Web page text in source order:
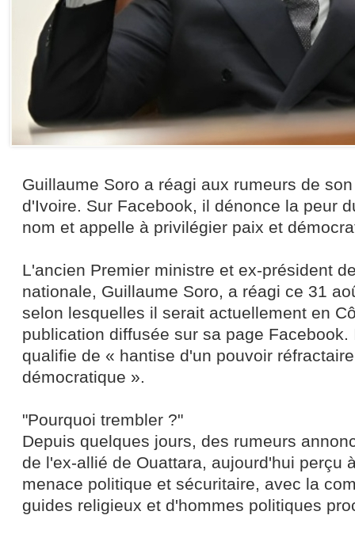
Guillaume Soro a réagi aux rumeurs de
d'Ivoire. Sur Facebook, il dénonce la peur
nom et appelle à privilégier paix et
L'ancien Premier ministre et ex-président
nationale, Guillaume Soro, a réagi ce 31
selon lesquelles il serait actuellement en
publication diffusée sur sa page
qualifie de « hantise d'un pouvoir
démocratique ».
"Pourquoi trembler ?"
Depuis quelques jours, des rumeurs
de l'ex-allié de Ouattara, aujourd'hui perçu
menace politique et sécuritaire, avec la
guides religieux et d'hommes politiques